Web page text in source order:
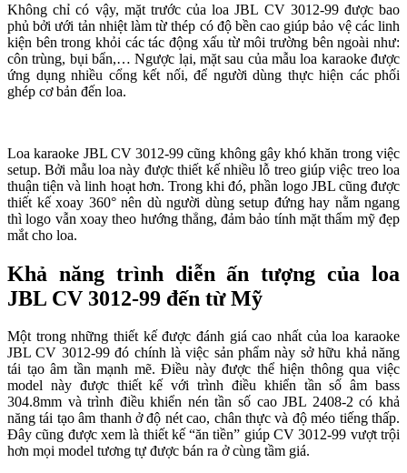
Không chỉ có vậy, mặt trước của loa JBL CV 3012-99 được bao
phủ bởi ưới tản nhiệt làm từ thép có độ bền cao giúp bảo vệ các linh
kiện bên trong khỏi các tác động xấu từ môi trường bên ngoài như:
côn trùng, bụi bẩn,… Ngược lại, mặt sau của mẫu loa karaoke được
ứng dụng nhiều cổng kết nối, để người dùng thực hiện các phối
ghép cơ bản đến loa.
Loa karaoke JBL CV 3012-99 cũng không gây khó khăn trong việc
setup. Bởi mẫu loa này được thiết kế nhiều lỗ treo giúp việc treo loa
thuận tiện và linh hoạt hơn. Trong khi đó, phần logo JBL cũng được
thiết kế xoay 360° nên dù người dùng setup đứng hay nằm ngang
thì logo vẫn xoay theo hướng thẳng, đảm bảo tính mặt thẩm mỹ đẹp
mắt cho loa.
Khả năng trình diễn ấn tượng của loa
JBL CV 3012-99 đến từ Mỹ
Một trong những thiết kế được đánh giá cao nhất của loa karaoke
JBL CV 3012-99 đó chính là việc sản phẩm này sở hữu khả năng
tái tạo âm tần mạnh mẽ. Điều này được thể hiện thông qua việc
model này được thiết kế với trình điều khiển tần số âm bass
304.8mm và trình điều khiển nén tần số cao JBL 2408-2 có khả
năng tái tạo âm thanh ở độ nét cao, chân thực và độ méo tiếng thấp.
Đây cũng được xem là thiết kế “ăn tiền” giúp CV 3012-99 vượt trội
hơn mọi model tương tự được bán ra ở cùng tầm giá.